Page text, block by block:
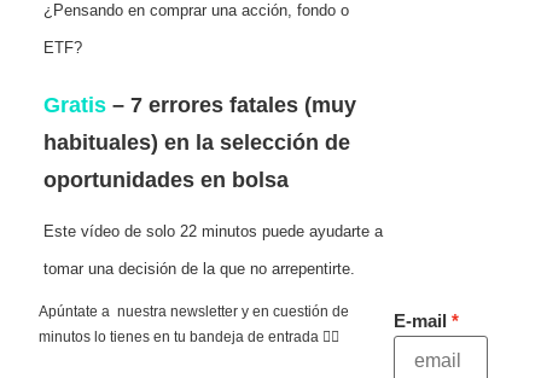
¿Pensando en comprar una acción, fondo o
ETF?
Gratis – 7 errores fatales (muy
habituales) en la selección de
oportunidades en bolsa
Este vídeo de solo 22 minutos puede ayudarte a
tomar una decisión de la que no arrepentirte.
Apúntate a nuestra newsletter y en cuestión de
minutos lo tienes en tu bandeja de entrada 👇🏻
E-mail